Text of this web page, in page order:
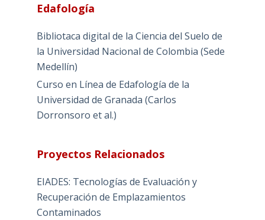
Edafología
Bibliotaca digital de la Ciencia del Suelo de
la Universidad Nacional de Colombia (Sede
Medellín)
Curso en Línea de Edafología de la
Universidad de Granada (Carlos
Dorronsoro et al.)
Proyectos Relacionados
EIADES: Tecnologías de Evaluación y
Recuperación de Emplazamientos
Contaminados